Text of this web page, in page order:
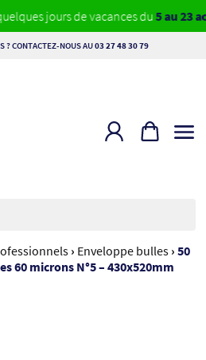
jours de vacances du5 au 23 août.
? CONTACTEZ-NOUS AU03 27 48 30 79
› Enveloppe bulles › 50
60 microns N°5 – 430x520mm